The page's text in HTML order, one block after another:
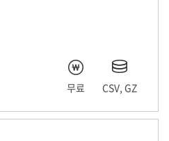
무료 CSV, GZ